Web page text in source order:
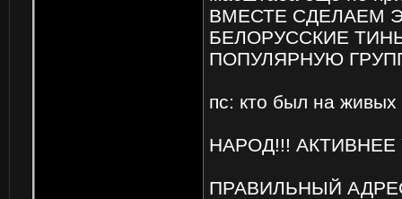
ВМЕСТЕ СДЕЛАЕМ
БЕЛОРУССКИЕ
ПОПУЛЯРНУЮ
пс: кто был на живых
НАРОД!!!
ПРАВИЛЬНЫЙ